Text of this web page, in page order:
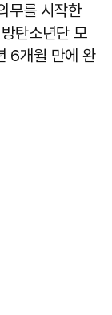
무를 시작한
탄소년단 모
6개월 만에 완